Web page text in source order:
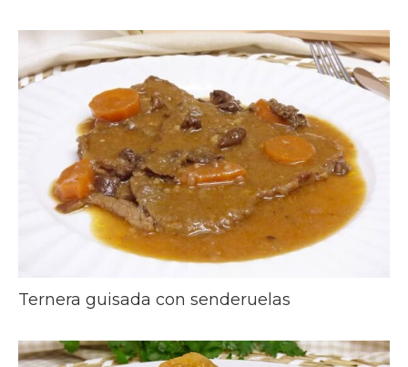
Ternera guisada con senderuelas